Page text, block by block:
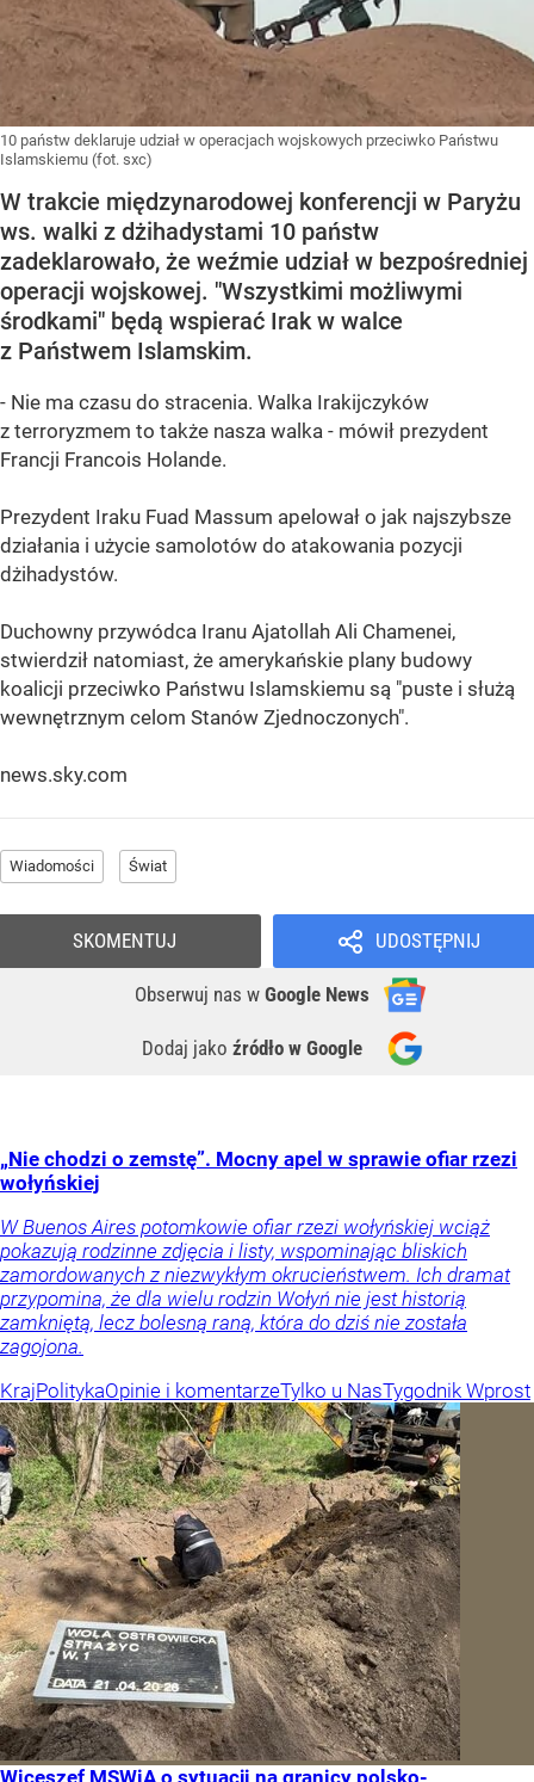
10 państw deklaruje udział w operacjach wojskowych przeciwko Państwu
Islamskiemu (fot. sxc)
W trakcie międzynarodowej konferencji w Paryżu
ws. walki z dżihadystami 10 państw
zadeklarowało, że weźmie udział w bezpośredniej
operacji wojskowej. "Wszystkimi możliwymi
środkami" będą wspierać Irak w walce
z Państwem Islamskim.
- Nie ma czasu do stracenia. Walka Irakijczyków
z terroryzmem to także nasza walka - mówił prezydent
Francji Francois Holande.
Prezydent Iraku Fuad Massum apelował o jak najszybsze
działania i użycie samolotów do atakowania pozycji
dżihadystów.
Duchowny przywódca Iranu Ajatollah Ali Chamenei,
stwierdził natomiast, że amerykańskie plany budowy
koalicji przeciwko Państwu Islamskiemu są "puste i służą
wewnętrznym celom Stanów Zjednoczonych".
news.sky.com
Wiadomości Świat
UDOSTĘPNIJ
Obserwuj nas w Google News
Dodaj jako źródło w Google
SKOMENTUJ
„Nie chodzi o zemstę”. Mocny apel w sprawie ofiar rzezi
wołyńskiej
W Buenos Aires potomkowie ofiar rzezi wołyńskiej wciąż
pokazują rodzinne zdjęcia i listy, wspominając bliskich
zamordowanych z niezwykłym okrucieństwem. Ich dramat
przypomina, że dla wielu rodzin Wołyń nie jest historią
zamkniętą, lecz bolesną raną, która do dziś nie została
zagojona.
KrajPolitykaOpinie i komentarzeTylko u NasTygodnik Wprost